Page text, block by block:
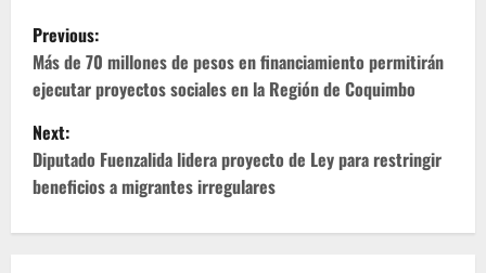
P
o
s
t
n
Previous:
Más de 70 millones de pesos en financiamiento permitirán
ejecutar proyectos sociales en la Región de Coquimbo
Next:
Diputado Fuenzalida lidera proyecto de Ley para restringir
beneficios a migrantes irregulares